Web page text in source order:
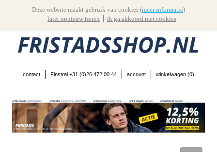
contact Finstral +31 (0)26 472 00 44 account winkelwagen (0)
Deze website maakt gebruik van cookies (meer informatie)
later opnieuw tonen
ik ga akkoord met cookies